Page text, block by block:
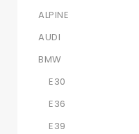
ALPINE
AUDI
BMW
E30
E36
E39